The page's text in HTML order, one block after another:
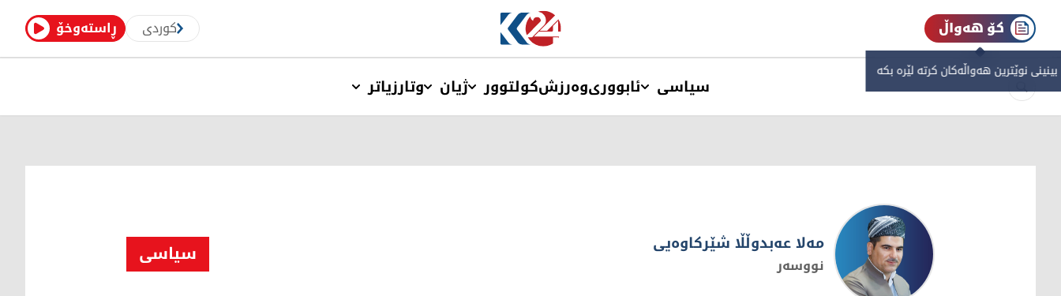
ڕاستەوخۆ کوردی کۆ هەواڵ
نوێترین هەواڵەکان کرتە لێرە بکە
سیاسی ئابووریوەرزشکولتوور ژیان وتارزیاتر
سیاسی
مەلا عه‌بدوڵڵا شێرکاوەیی
نووسەر